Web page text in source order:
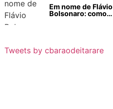
Em nome de Flávio
Bolsonaro: como
Tweets by cbaraodeitarare